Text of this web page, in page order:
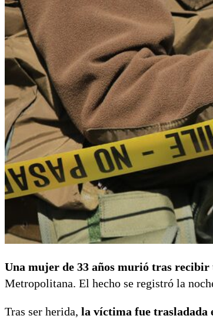
Una mujer de 33 años murió tras
Metropolitana. El hecho se registró la
Tras ser herida, la víctima fue trasladada